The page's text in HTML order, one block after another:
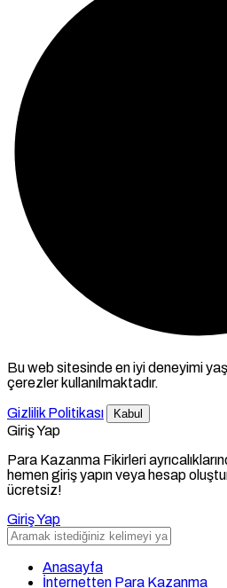
Bu web sitesinde en iyi deneyimi
çerezler kullanılmaktadır.
Gizlilik Politikası
Kabul
Giriş Yap
Para Kazanma Fikirleri
hemen giriş yapın veya hesap
ücretsiz!
Giriş Yap
Anasayfa
İnternetten Para Kazanma